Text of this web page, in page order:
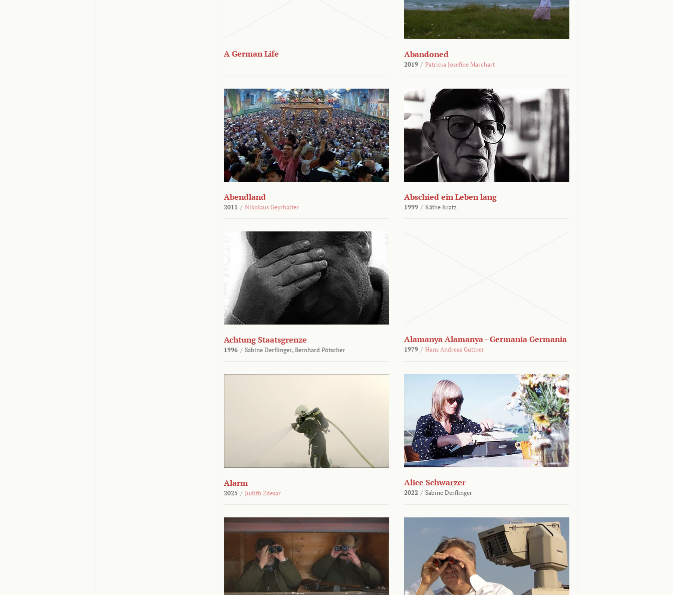
A German Life Abandoned
2019 / Patricia Josefine Marchart
Abendland
2011 / Nikolaus Geyrhalter
Abschied ein Leben lang
1999 / Käthe Kratz
Achtung Staatsgrenze
1996 / Sabine Derflinger, Bernhard Pötscher
Alamanya Alamanya - Germania Germania
1979 / Hans Andreas Guttner
Alarm
2025 / Judith Zdesar
Alice Schwarzer
2022 / Sabine Derflinger